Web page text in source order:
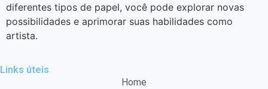
diferentes tipos de papel, você pode explorar novas
possibilidades e aprimorar suas habilidades como
artista.
Links úteis
Home